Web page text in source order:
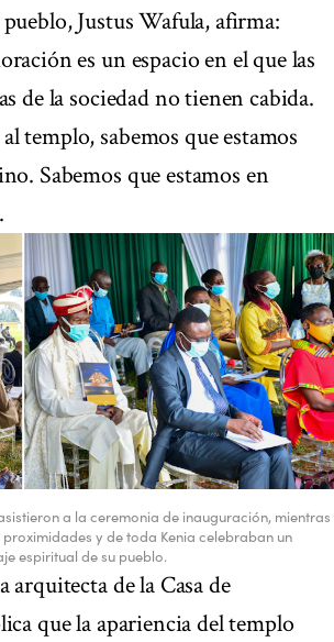
Justus Wafula, afirma:
es un espacio en el que las
de la sociedad no tienen cabida.
templo, sabemos que estamos
Sabemos que estamos en
a la ceremonia de inauguración, mientras
y de toda Kenia celebraban un
espiritual de su pueblo.
arquitecta de la Casa de
que la apariencia del templo